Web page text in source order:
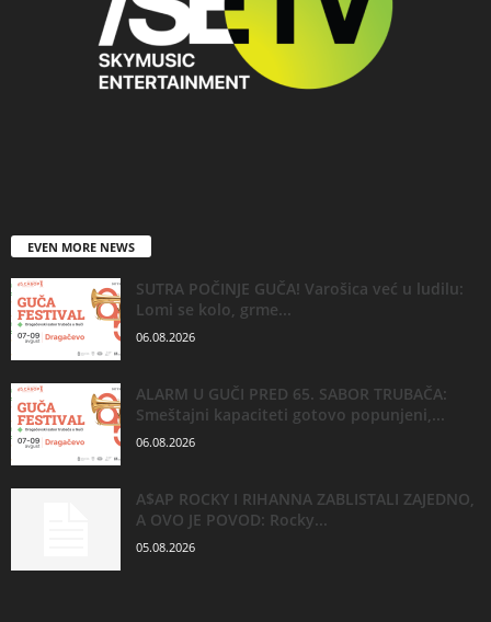
EVEN MORE NEWS
SUTRA POČINJE GUČA! Varošica već u ludilu:
Lomi se kolo, grme...
06.08.2026
ALARM U GUČI PRED 65. SABOR TRUBAČA:
Smeštajni kapaciteti gotovo popunjeni,...
06.08.2026
A$AP ROCKY I RIHANNA ZABLISTALI ZAJEDNO,
A OVO JE POVOD: Rocky...
05.08.2026